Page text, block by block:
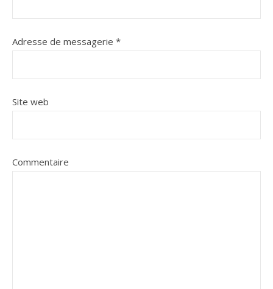
Adresse de messagerie *
Site web
Commentaire